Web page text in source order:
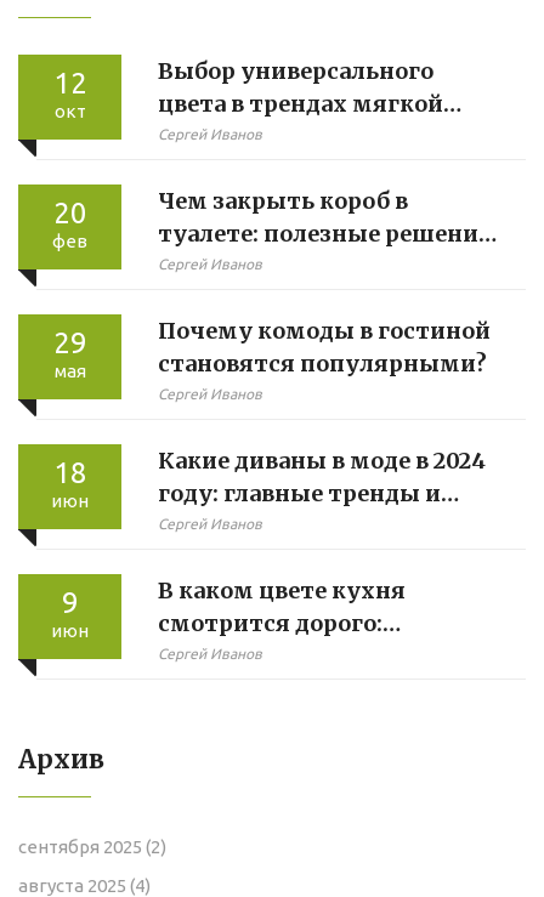
12
окт
Выбор универсального
цвета в трендах мягкой
мебели
Сергей Иванов
20
фев
Чем закрыть короб в
туалете: полезные решения
для каждого
Сергей Иванов
29
мая
Почему комоды в гостиной
становятся популярными?
Сергей Иванов
18
июн
Какие диваны в моде в 2024
году: главные тренды и
советы
Сергей Иванов
9
июн
В каком цвете кухня
смотрится дорого:
практическое руководство
Сергей Иванов
Архив
сентября 2025 (2)
августа 2025 (4)